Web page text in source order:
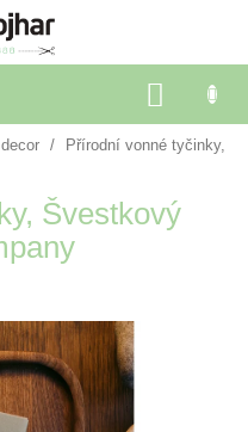
KOŠÍK
/
Přírodní vonné tyčinky,
Švestkový